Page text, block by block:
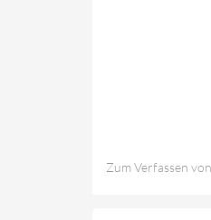
Zum Verfassen